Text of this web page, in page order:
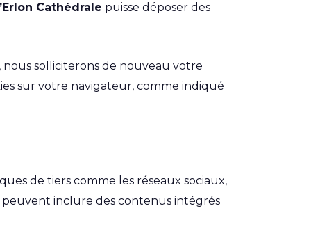
Cathédrale puisse déposer des
nous solliciterons de nouveau votre
sur votre navigateur, comme indiqué
de tiers comme les réseaux sociaux,
peuvent inclure des contenus intégrés